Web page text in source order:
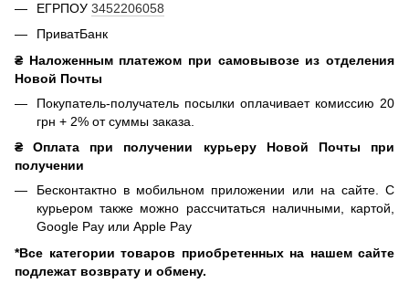
ЕГРПОУ 3452206058
ПриватБанк
₴ Наложенным платежом при самовывозе из отделения
Новой Почты
Покупатель-получатель посылки оплачивает комиссию 20
грн + 2% от суммы заказа.
₴ Оплата при получении курьеру Новой Почты при
получении
Бесконтактно в мобильном приложении или на сайте. С
курьером также можно рассчитаться наличными, картой,
Google Pay или Apple Pay
*Все категории товаров приобретенных на нашем сайте
подлежат возврату и обмену.